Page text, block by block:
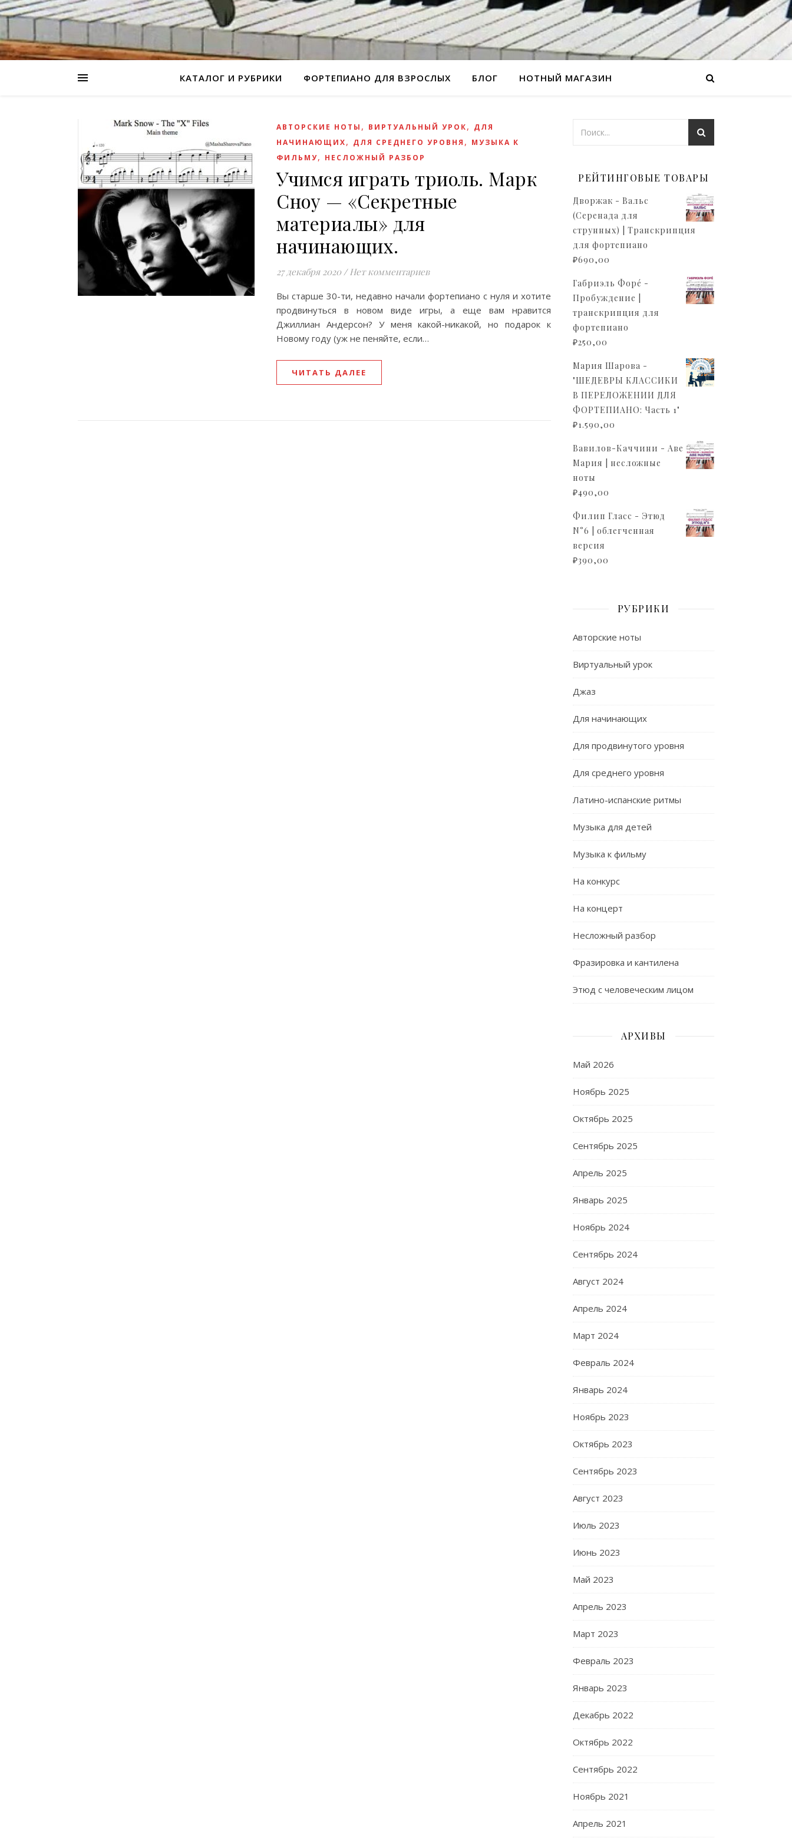
КАТАЛОГ И РУБРИКИ ФОРТЕПИАНО ДЛЯ ВЗРОСЛЫХ БЛОГ НОТНЫЙ МАГАЗИН
АВТОРСКИЕ НОТЫ , ВИРТУАЛЬНЫЙ УРОК, ДЛЯ
НАЧИНАЮЩИХ, ДЛЯ СРЕДНЕГО УРОВНЯ , МУЗЫКА К
ФИЛЬМУ, НЕСЛОЖНЫЙ РАЗБОР
Учимся играть триоль. Марк
Сноу — «Секретные
материалы» для
начинающих.
27 декабря 2020 / Нет комментариев
Вы старше 30-ти, недавно начали фортепиано с нуля и хотите
продвинуться в новом виде игры, а еще вам нравится
Джиллиан Андерсон? У меня какой-никакой, но подарок к
Новому году (уж не пеняйте, если…
ЧИТАТЬ ДАЛЕЕ
РЕЙТИНГОВЫЕ ТОВАРЫ
Дворжак - Вальс
(Серенада для
струнных) | Транскрипция
для фортепиано
₽690,00
Габриэль Форé -
Пробуждение |
транскрипция для
фортепиано
₽250,00
Мария Шарова -
"ШЕДЕВРЫ КЛАССИКИ
В ПЕРЕЛОЖЕНИИ ДЛЯ
ФОРТЕПИАНО: Часть 1"
₽1.590,00
Вавилов-Каччини - Аве
Мария | несложные
ноты
₽490,00
Филип Гласс - Этюд
N°6 | облегченная
версия
₽390,00
РУБРИКИ
Авторские ноты
Виртуальный урок
Джаз
Для начинающих
Для продвинутого уровня
Для среднего уровня
Латино-испанские ритмы
Музыка для детей
Музыка к фильму
На конкурс
На концерт
Несложный разбор
Фразировка и кантилена
Этюд с человеческим лицом
АРХИВЫ
Май 2026
Ноябрь 2025
Октябрь 2025
Сентябрь 2025
Апрель 2025
Январь 2025
Ноябрь 2024
Сентябрь 2024
Август 2024
Апрель 2024
Март 2024
Февраль 2024
Январь 2024
Ноябрь 2023
Октябрь 2023
Сентябрь 2023
Август 2023
Июль 2023
Июнь 2023
Май 2023
Апрель 2023
Март 2023
Февраль 2023
Январь 2023
Декабрь 2022
Октябрь 2022
Сентябрь 2022
Ноябрь 2021
Апрель 2021